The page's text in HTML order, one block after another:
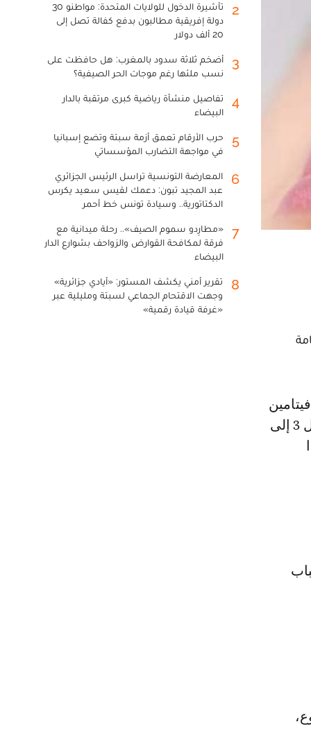
"أ" جفاف الشفتين أيضًا، فمن خصائص جلد الشفاه أنه يفقد الرطوبة بمعدل 3 إلى
2
تأشيرة الدخول للولايات المتحدة: مواطنو 30
دولة إفريقية مطالبون بدفع كفالة تصل إلى
20 ألف دولار
3
أضخم ثلاثة سدود بالمغرب: هل حافظت على
نسب ملئها رغم موجات الحر الصيفية؟
4
تفاصيل منشأة رياضية كبرى مرتقبة بالدار
البيضاء
5
حرب الأرقام تعمق أزمة سبتة وتضع إسبانيا
في مواجهة التضارب المؤسساتي
6
المعارضة التونسية تراسل الرئيس الجزائري
عبد المجيد تبون: دعمك لقيس سعيد يكرس
الدكتاتورية.. وسيادة تونس خط أحمر
7
«مطارِدو سموم الصيف».. رحلة ميدانية مع
فرقة لمكافحة القوارض والزواحف بشوارع الدار
البيضاء
8
تقرير أمني يكشف المستور: «أيادي جزائرية»
وجهت الاقتحام الجماعي لسبتة ومليلية عبر
«غرفة قيادة رقمية»